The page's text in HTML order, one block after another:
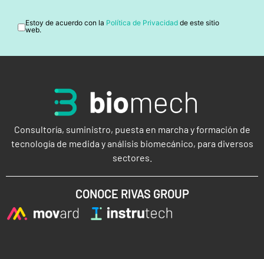
Estoy de acuerdo con la Política de Privacidad de este sitio
web.
Consultoría, suministro, puesta en marcha y formación de
tecnología de medida y análisis biomecánico, para diversos
sectores.
CONOCE RIVAS GROUP